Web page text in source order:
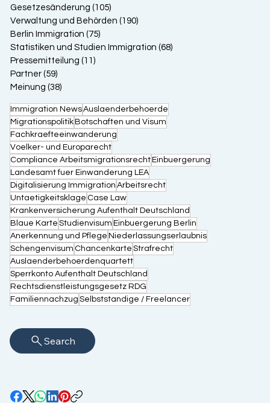
Gesetzesänderung (105)
Verwaltung und Behörden (190)
Berlin Immigration (75)
Statistiken und Studien Immigration (68)
Pressemitteilung (11)
Partner (59)
Meinung (38)
Immigration NewsAuslaenderbehoerde
MigrationspolitikBotschaften und Visum
Fachkraefteeinwanderung
Voelker- und Europarecht
Compliance ArbeitsmigrationsrechtEinbuergerung
Landesamt fuer Einwanderung LEA
Digitalisierung Immigration Arbeitsrecht
Untaetigkeitsklage Case Law
Krankenversicherung Aufenthalt Deutschland
Blaue Karte Studienvisum Einbuergerung Berlin
Anerkennung und Pflege Niederlassungserlaubnis
Schengenvisum Chancenkarte Strafrecht
Auslaenderbehoerdenquartett
Sperrkonto Aufenthalt Deutschland
Rechtsdienstleistungsgesetz RDG
Familiennachzug Selbststandige / Freelancer
Search